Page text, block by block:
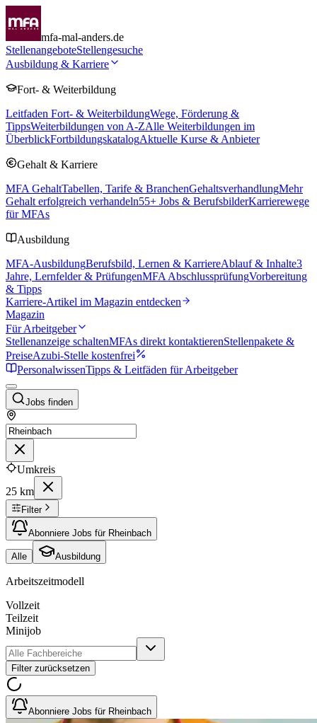
mfa-mal-anders.de
StellenangeboteStellengesuche
Ausbildung & Karriere
Fort- & Weiterbildung
Leitfaden Fort- & WeiterbildungWege, Förderung &
TippsWeiterbildungen von A-ZAlle Weiterbildungen im
ÜberblickFortbildungskatalogAktuelle Kurse & Anbieter
Gehalt & Karriere
MFA GehaltTabellen, Tarife & BranchenGehaltsverhandlungMehr
Gehalt erfolgreich verhandeln55+ Jobs & BerufsbilderKarrierewege
für MFAs
Ausbildung
MFA-AusbildungBerufsbild, Lernen & KarriereAblauf & Inhalte3
Jahre, Lernfelder & PrüfungenMFA AbschlussprüfungVorbereitung
& Tipps
Karriere-Artikel im Magazin entdecken
Magazin
Für Arbeitgeber
Stellenanzeige schaltenMFAs direkt kontaktierenStellenpakete &
PreiseAzubi-Stelle kostenfrei
PersonalwissenTipps & Leitfäden für Arbeitgeber
Jobs finden
Umkreis
25 km
Filter
Abonniere Jobs für Rheinbach
Alle Ausbildung
Arbeitszeitmodell
Vollzeit
Teilzeit
Minijob
Filter zurücksetzen
Abonniere Jobs für Rheinbach